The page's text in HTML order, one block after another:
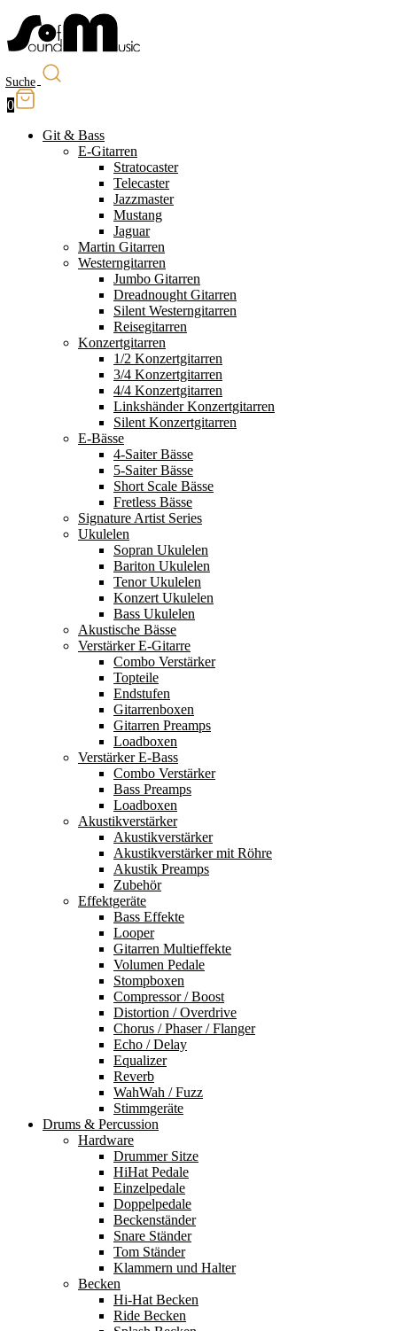
Suche
0
Git & Bass
E-Gitarren
Stratocaster
Telecaster
Jazzmaster
Mustang
Jaguar
Martin Gitarren
Westerngitarren
Jumbo Gitarren
Dreadnought Gitarren
Silent Westerngitarren
Reisegitarren
Konzertgitarren
1/2 Konzertgitarren
3/4 Konzertgitarren
4/4 Konzertgitarren
Linkshänder Konzertgitarren
Silent Konzertgitarren
E-Bässe
4-Saiter Bässe
5-Saiter Bässe
Short Scale Bässe
Fretless Bässe
Signature Artist Series
Ukulelen
Sopran Ukulelen
Bariton Ukulelen
Tenor Ukulelen
Konzert Ukulelen
Bass Ukulelen
Akustische Bässe
Verstärker E-Gitarre
Combo Verstärker
Topteile
Endstufen
Gitarrenboxen
Gitarren Preamps
Loadboxen
Verstärker E-Bass
Combo Verstärker
Bass Preamps
Loadboxen
Akustikverstärker
Akustikverstärker
Akustikverstärker mit Röhre
Akustik Preamps
Zubehör
Effektgeräte
Bass Effekte
Looper
Gitarren Multieffekte
Volumen Pedale
Stompboxen
Compressor / Boost
Distortion / Overdrive
Chorus / Phaser / Flanger
Echo / Delay
Equalizer
Reverb
WahWah / Fuzz
Stimmgeräte
Drums & Percussion
Hardware
Drummer Sitze
HiHat Pedale
Einzelpedale
Doppelpedale
Beckenständer
Snare Ständer
Tom Ständer
Klammern und Halter
Becken
Hi-Hat Becken
Ride Becken